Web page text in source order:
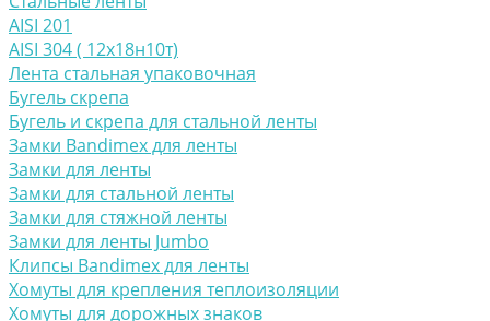
AISI 201
AISI 304 ( 12х18н10т)
Лента стальная упаковочная
Бугель скрепа
Бугель и скрепа для стальной ленты
Замки Bandimex для ленты
Замки для ленты
Замки для стальной ленты
Замки для стяжной ленты
Замки для ленты Jumbo
Клипсы Bandimex для ленты
Хомуты для крепления теплоизоляции
Хомуты для дорожных знаков